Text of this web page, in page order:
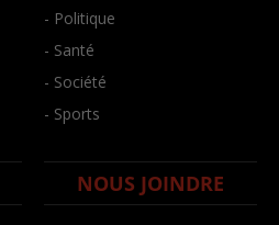
- Politique
- Santé
- Société
- Sports
NOUS JOINDRE